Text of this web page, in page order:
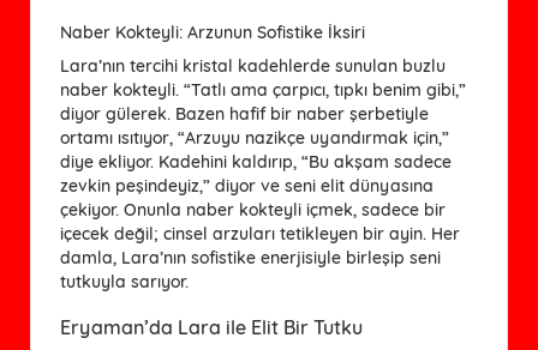
Naber Kokteyli: Arzunun Sofistike İksiri
Lara’nın tercihi kristal kadehlerde sunulan buzlu
naber kokteyli. “Tatlı ama çarpıcı, tıpkı benim gibi,”
diyor gülerek. Bazen hafif bir naber şerbetiyle
ortamı ısıtıyor, “Arzuyu nazikçe uyandırmak için,”
diye ekliyor. Kadehini kaldırıp, “Bu akşam sadece
zevkin peşindeyiz,” diyor ve seni elit dünyasına
çekiyor. Onunla naber kokteyli içmek, sadece bir
içecek değil; cinsel arzuları tetikleyen bir ayin. Her
damla, Lara’nın sofistike enerjisiyle birleşip seni
tutkuyla sarıyor.
Eryaman’da Lara ile Elit Bir Tutku